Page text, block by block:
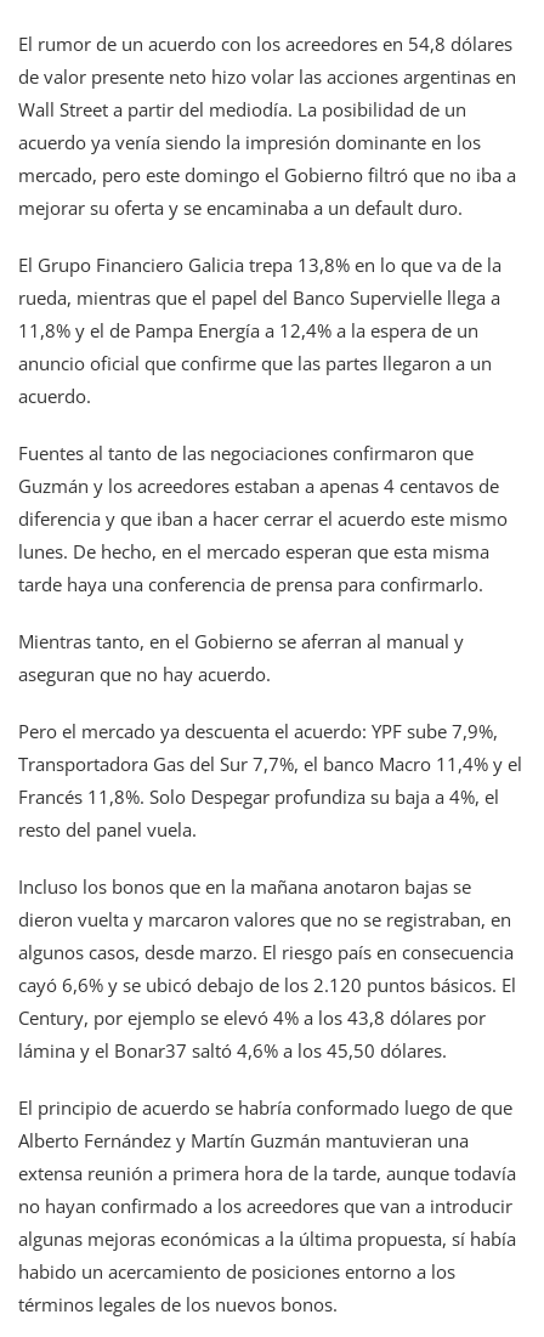
El rumor de un acuerdo con los acreedores en 54,8 dólares
de valor presente neto hizo volar las acciones argentinas en
Wall Street a partir del mediodía. La posibilidad de un
acuerdo ya venía siendo la impresión dominante en los
mercado, pero este domingo el Gobierno filtró que no iba a
mejorar su oferta y se encaminaba a un default duro.
El Grupo Financiero Galicia trepa 13,8% en lo que va de la
rueda, mientras que el papel del Banco Supervielle llega a
11,8% y el de Pampa Energía a 12,4% a la espera de un
anuncio oficial que confirme que las partes llegaron a un
acuerdo.
Fuentes al tanto de las negociaciones confirmaron que
Guzmán y los acreedores estaban a apenas 4 centavos de
diferencia y que iban a hacer cerrar el acuerdo este mismo
lunes. De hecho, en el mercado esperan que esta misma
tarde haya una conferencia de prensa para confirmarlo.
Mientras tanto, en el Gobierno se aferran al manual y
aseguran que no hay acuerdo.
Pero el mercado ya descuenta el acuerdo: YPF sube 7,9%,
Transportadora Gas del Sur 7,7%, el banco Macro 11,4% y el
Francés 11,8%. Solo Despegar profundiza su baja a 4%, el
resto del panel vuela.
Incluso los bonos que en la mañana anotaron bajas se
dieron vuelta y marcaron valores que no se registraban, en
algunos casos, desde marzo. El riesgo país en consecuencia
cayó 6,6% y se ubicó debajo de los 2.120 puntos básicos. El
Century, por ejemplo se elevó 4% a los 43,8 dólares por
lámina y el Bonar37 saltó 4,6% a los 45,50 dólares.
El principio de acuerdo se habría conformado luego de que
Alberto Fernández y Martín Guzmán mantuvieran una
extensa reunión a primera hora de la tarde, aunque todavía
no hayan confirmado a los acreedores que van a introducir
algunas mejoras económicas a la última propuesta, sí había
habido un acercamiento de posiciones entorno a los
términos legales de los nuevos bonos.